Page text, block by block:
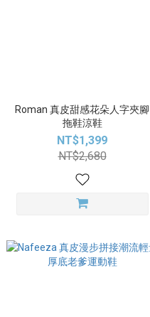
Roman 真皮甜感花朵人字夾腳
拖鞋涼鞋
NT$1,399
NT$2,680